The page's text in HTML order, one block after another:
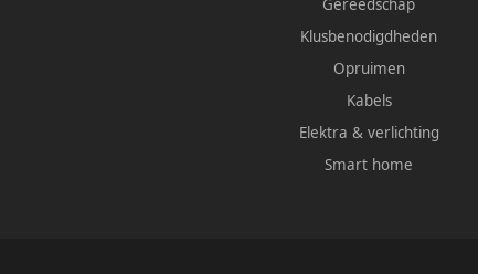
Gereedschap
Klusbenodigdheden
Opruimen
Kabels
Elektra & verlichting
Smart home